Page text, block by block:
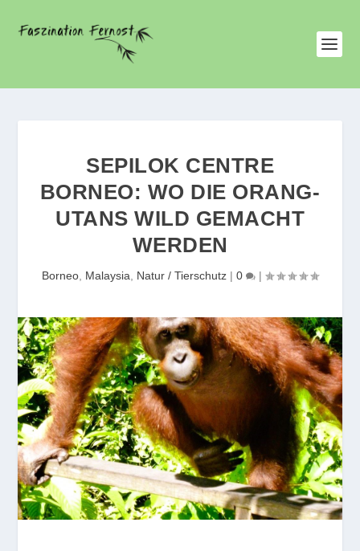
SEPILOK CENTRE
BORNEO: WO DIE ORANG-
UTANS WILD GEMACHT
WERDEN
Borneo Malaysia Natur / Tierschutz | 0 |